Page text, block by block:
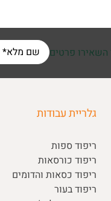
פרטים
גלריית עבודות
ריפוד ספות
ריפוד כורסאות
ריפוד כסאות והדומים
ריפוד בעור